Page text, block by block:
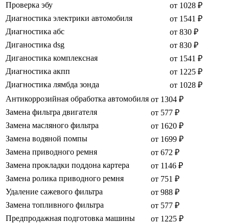
Проверка эбу
от 1028 ₽
Диагностика электрики автомобиля
от 1541 ₽
Диагностика абс
от 830 ₽
Диганостика dsg
от 830 ₽
Диганостика комплексная
от 1541 ₽
Диагностика акпп
от 1225 ₽
Диагностика лямбда зонда
от 1028 ₽
Антикоррозийная обработка автомобиля от 1304 ₽
Замена фильтра двигателя
от 577 ₽
Замена масляного фильтра
от 1620 ₽
Замена водяной помпы
от 1699 ₽
Замена приводного ремня
от 672 ₽
Замена прокладки поддона картера
от 1146 ₽
Замена ролика приводного ремня
от 751 ₽
Удаление сажевого фильтра
от 988 ₽
Замена топливного фильтра
от 577 ₽
Предпродажная подготовка машины
от 1225 ₽